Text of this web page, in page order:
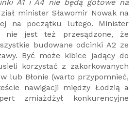
A1 i A4 nie będą gotowe na
minister Sławomir Nowak na
na początku lutego. Minister
nie jest też przesądzone, że
budowane odcinki A2 ze
Być może kibice jadący do
korzystać z zakorkowanych
lub Błonie (warto przypomnieć,
nawigacji między Łodzią a
zmiażdżył konkurencyjne